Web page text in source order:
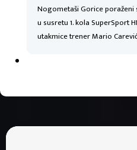
Nogometaši Gorice poraženi
u susretu 1. kola SuperSport
utakmice trener Mario